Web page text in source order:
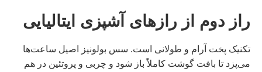
راز دوم از رازهای آشپزی ایتالیایی
تکنیک پخت آرام و طولانی است. سس بولونیز اصیل ساعت‌ها
می‌پزد تا بافت گوشت کاملاً باز شود و چربی و پروتئین در هم